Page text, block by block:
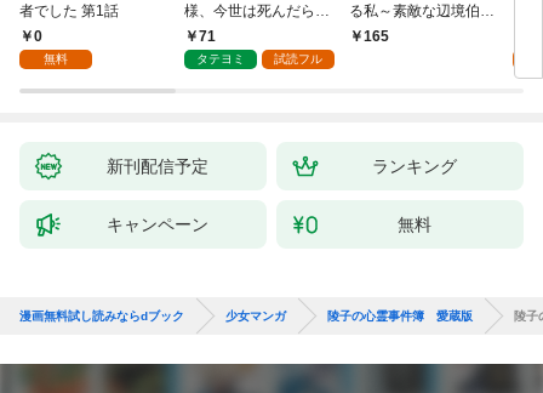
者でした 第1話
0
無料
様、今世は死んだら許
しません
71
タテヨミ 試読フル
る私～素敵な辺境伯令
息に腕を折られたの
165
新刊配信予定 ランキング
キャンペーン 無料
漫画無料試し読みならdブック 少女マンガ 陵子の心霊事件簿 愛蔵版 陵子